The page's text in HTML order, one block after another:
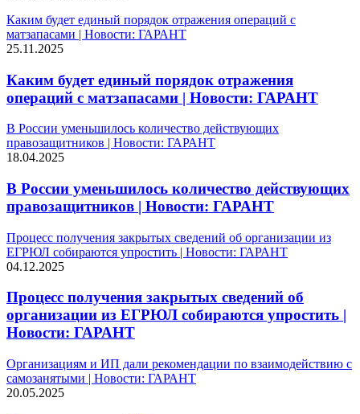
Каким будет единый порядок отражения операций с
матзапасами | Новости: ГАРАНТ
25.11.2025
Каким будет единый порядок отражения
операций с матзапасами | Новости: ГАРАНТ
В России уменьшилось количество действующих
правозащитников | Новости: ГАРАНТ
18.04.2025
В России уменьшилось количество действующих
правозащитников | Новости: ГАРАНТ
Процесс получения закрытых сведений об организации из
ЕГРЮЛ собираются упростить | Новости: ГАРАНТ
04.12.2025
Процесс получения закрытых сведений об
организации из ЕГРЮЛ собираются упростить |
Новости: ГАРАНТ
Организациям и ИП дали рекомендации по взаимодействию с
самозанятыми | Новости: ГАРАНТ
20.05.2025